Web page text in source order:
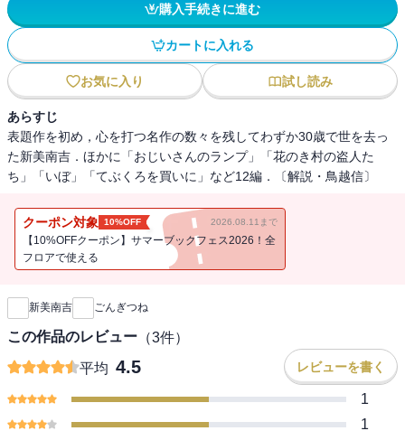
購入手続きに進む
カートに入れる
お気に入り 試し読み
あらすじ
表題作を初め，心を打つ名作の数々を残してわずか30歳で世を去っ
た新美南吉．ほかに「おじいさんのランプ」「花のき村の盗人た
ち」「いぼ」「てぶくろを買いに」など12編．〔解説・鳥越信〕
クーポン対象 10%OFF 2026.08.11まで
【10%OFFクーポン】サマーブックフェス2026！全
フロアで使える
新刊通知
新美南吉 ごんぎつね
この作品のレビュー （3件）
平均 4.5 レビューを書く
1
1